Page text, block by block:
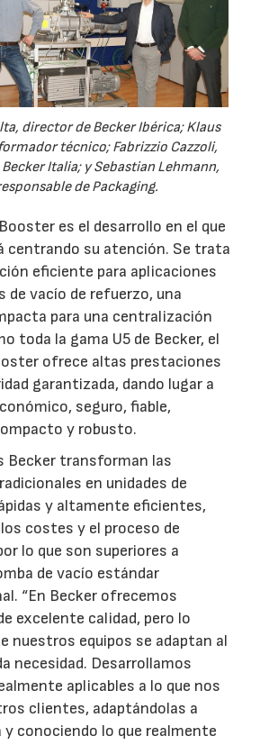
director de Becker Ibérica; Klaus
técnico; Fabrizzio Cazzoli,
Italia; y Sebastian Lehmann,
de Packaging.
es el desarrollo en el que
centrando su atención. Se trata
eficiente para aplicaciones
de vacío de refuerzo, una
para una centralización
toda la gama U5 de Becker, el
ofrece altas prestaciones
garantizada, dando lugar a
seguro, fiable,
y robusto.
Becker transforman las
en unidades de
y altamente eficientes,
costes y el proceso de
lo que son superiores a
de vacío estándar
“En Becker ofrecemos
excelente calidad, pero lo
nuestros equipos se adaptan al
necesidad. Desarrollamos
aplicables a lo que nos
clientes, adaptándolas a
y conociendo lo que realmente